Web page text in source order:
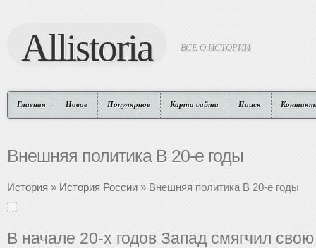
Allistoria ВСЕ О ИСТОРИИ
Главная Новое Популярное Карта сайта Поиск
Внешняя политика В 20-е годы
История » История России » Внешняя политика В 20-е годы
В начале 20-х годов Запад смягчил